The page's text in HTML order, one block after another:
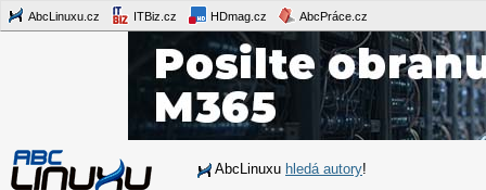
AbcLinuxu.cz ITBiz.cz HDmag.cz AbcPráce.cz
AbcLinuxu hledá autory!